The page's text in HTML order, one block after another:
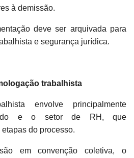
à demissão.
deve ser arquivada para
e segurança jurídica.
trabalhista
envolve principalmente
e o setor de RH, que
do processo.
em convenção coletiva, o